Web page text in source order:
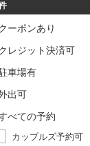
ーポンあり
レジット決済可
車場有
出可
べての予約
カップルズ予約可